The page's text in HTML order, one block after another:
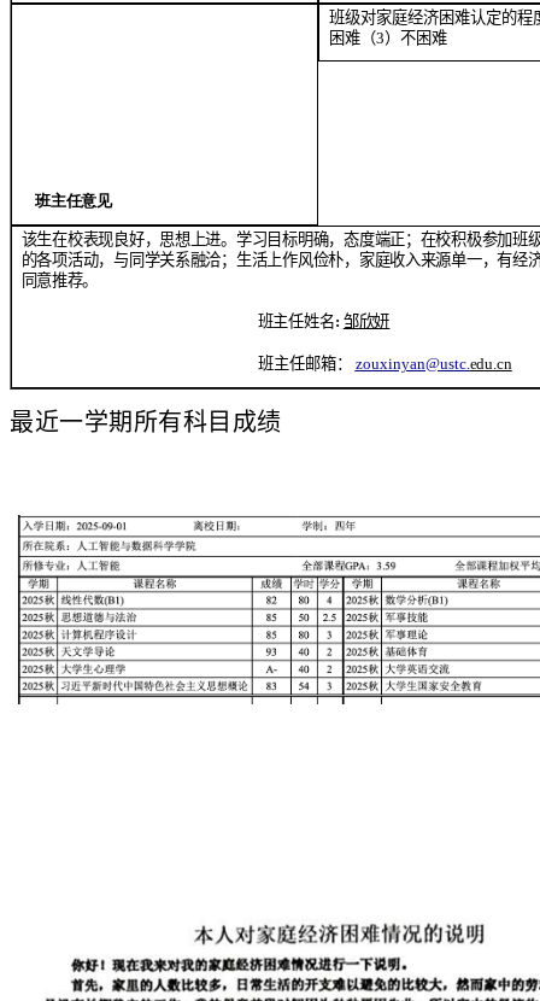
班主任意见
班级对家庭经济困难认定的程
困难（3）不困难
该生在校表现良好，思想上进。学习目标明确，态度端正；在校积极参加班
的各项活动，与同学关系融洽；生活上作风俭朴，家庭收入来源单一，有经
同意推荐。
班主任姓名: 邹欣妍
班主任邮箱： zouxinyan@ustc.edu.cn
最近一学期所有科目成绩